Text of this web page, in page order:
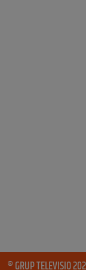
® GRUP TELEVISIO